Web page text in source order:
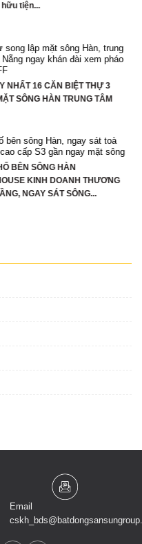
tiện...
song lập mặt sông Hàn, trung
ngay khán đài xem pháo
NHẤT 16 CĂN BIỆT THỰ 3
SÔNG HÀN TRUNG TÂM
bên sông Hàn, ngay sát toà
cấp S3 gần ngay mặt sông
BÊN SÔNG HÀN
KINH DOANH THƯƠNG
NGAY SÁT SÔNG...
Email